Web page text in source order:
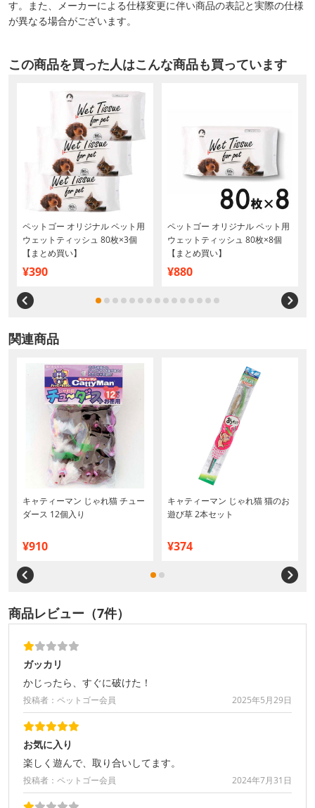
す。また、メーカーによる仕様変更に伴い商品の表記と実際の仕様
が異なる場合がございます。
この商品を買った人はこんな商品も買っています
ペットゴー オリジナル ペット用
ウェットティッシュ 80枚×3個
【まとめ買い】
¥390
ペットゴー オリジナル ペット用
ウェットティッシュ 80枚×8個
【まとめ買い】
¥880
関連商品
キャティーマン じゃれ猫 チュー
ダース 12個入り
¥910
キャティーマン じゃれ猫 猫のお
遊び草 2本セット
¥374
商品レビュー（7件）
ガッカリ
かじったら、すぐに破けた！
投稿者：ペットゴー会員 2025年5月29日
お気に入り
楽しく遊んで、取り合いしてます。
投稿者：ペットゴー会員 2024年7月31日